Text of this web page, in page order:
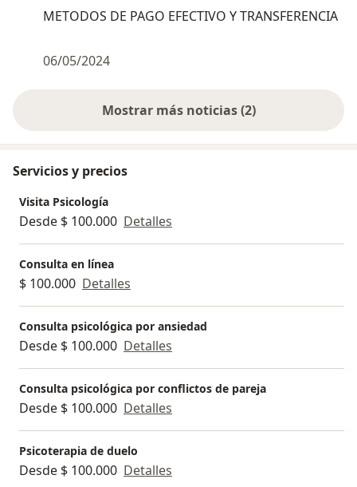
METODOS DE PAGO EFECTIVO Y TRANSFERENCIA
06/05/2024
Mostrar más noticias (2)
Servicios y precios
Visita Psicología
Desde $ 100.000 Detalles
Consulta en línea
$ 100.000 Detalles
Consulta psicológica por ansiedad
Desde $ 100.000 Detalles
Consulta psicológica por conflictos de pareja
Desde $ 100.000 Detalles
Psicoterapia de duelo
Desde $ 100.000 Detalles